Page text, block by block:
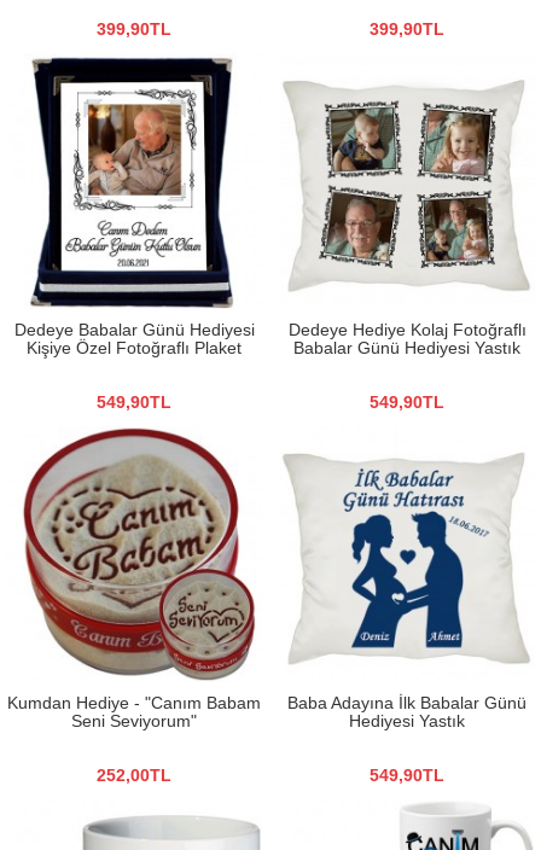
399,90TL 399,90TL
Dedeye Babalar Günü Hediyesi
Kişiye Özel Fotoğraflı Plaket
549,90TL
Dedeye Hediye Kolaj Fotoğraflı
Babalar Günü Hediyesi Yastık
549,90TL
Kumdan Hediye - "Canım Babam
Seni Seviyorum"
252,00TL
Baba Adayına İlk Babalar Günü
Hediyesi Yastık
549,90TL